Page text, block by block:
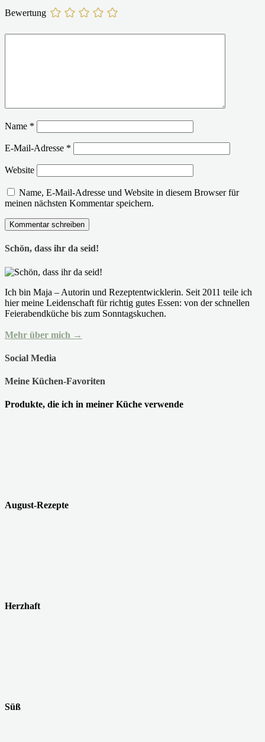
Bewertung
Name *
E-Mail-Adresse *
Website
Name, E-Mail-Adresse und Website in diesem Browser für
meinen nächsten Kommentar speichern.
Schön, dass ihr da seid!
Ich bin Maja – Autorin und Rezeptentwicklerin. Seit 2011 teile ich
hier meine Leidenschaft für richtig gutes Essen: von der schnellen
Feierabendküche bis zum Sonntagskuchen.
Mehr über mich →
Social Media
Meine Küchen-Favoriten
Produkte, die ich in meiner Küche verwende
August-Rezepte
Herzhaft
Süß